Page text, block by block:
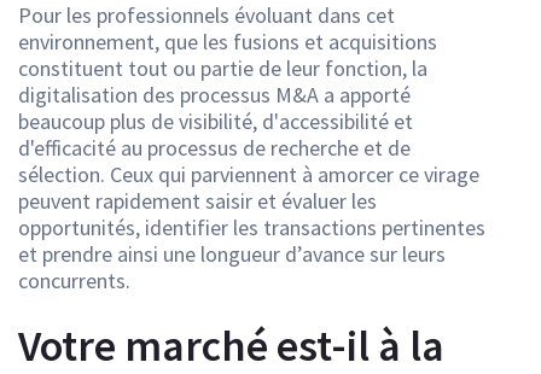
Pour les professionnels évoluant dans cet
environnement, que les fusions et acquisitions
constituent tout ou partie de leur fonction, la
digitalisation des processus M&A a apporté
beaucoup plus de visibilité, d'accessibilité et
d'efficacité au processus de recherche et de
sélection. Ceux qui parviennent à amorcer ce virage
peuvent rapidement saisir et évaluer les
opportunités, identifier les transactions pertinentes
et prendre ainsi une longueur d’avance sur leurs
concurrents.
Votre marché est-il à la